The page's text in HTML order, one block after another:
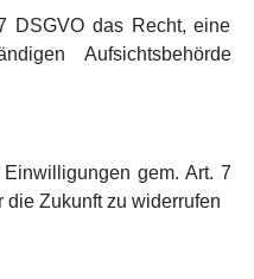
DSGVO das Recht, eine
Aufsichtsbehörde
gem. Art. 7
die Zukunft zu widerrufen